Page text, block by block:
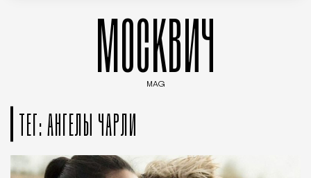
МОСКВИЧ
MAG
ТЕГ: АНГЕЛЫ ЧАРЛИ